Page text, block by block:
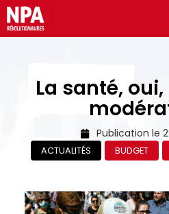
La santé,
Publication le
ACTUALITÉS BUDGET